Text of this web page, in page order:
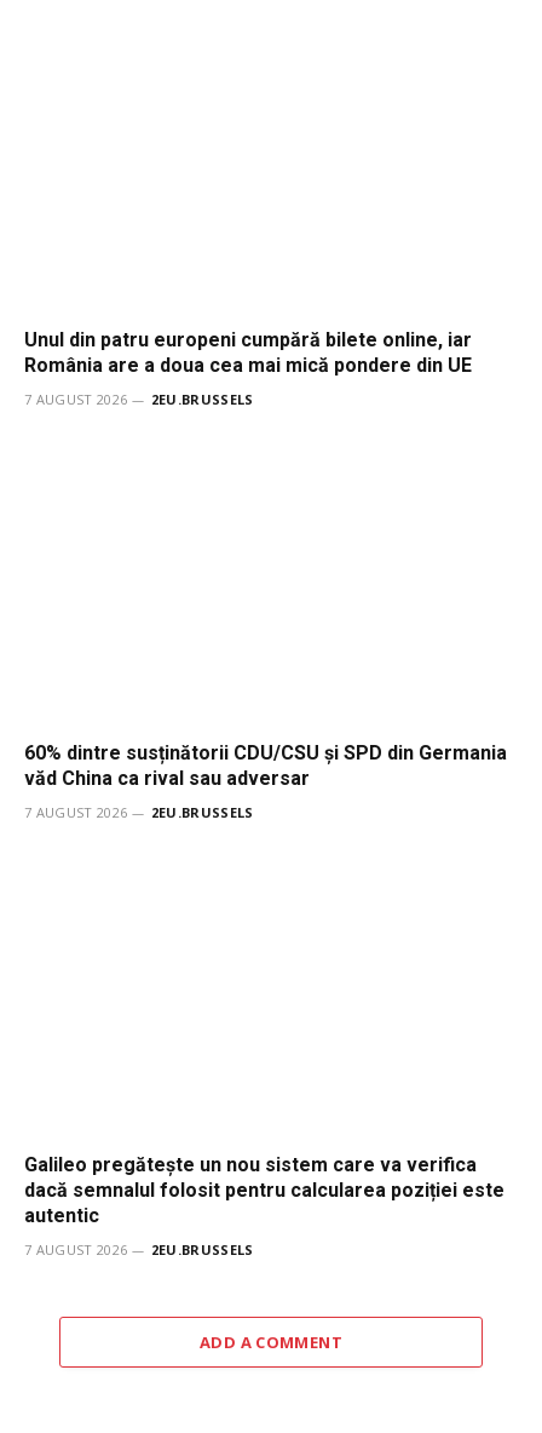
Unul din patru europeni cumpără bilete online, iar
România are a doua cea mai mică pondere din UE
7 AUGUST 2026 2EU.BRUSSELS
60% dintre susținătorii CDU/CSU și SPD din Germania
văd China ca rival sau adversar
7 AUGUST 2026 2EU.BRUSSELS
Galileo pregătește un nou sistem care va verifica
dacă semnalul folosit pentru calcularea poziției este
autentic
7 AUGUST 2026 2EU.BRUSSELS
ADD A COMMENT